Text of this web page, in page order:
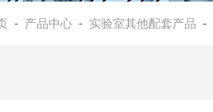
- 产品中心- 实验室其他配套产品 -